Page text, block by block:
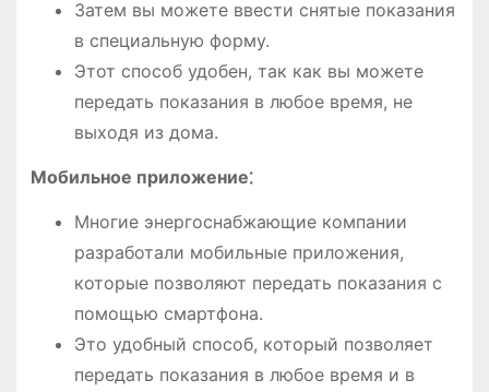
Затем вы можете ввести снятые показания
в специальную форму.
Этот способ удобен, так как вы можете
передать показания в любое время, не
выходя из дома.
Мобильное приложение⁚
Многие энергоснабжающие компании
разработали мобильные приложения,
которые позволяют передать показания с
помощью смартфона.
Это удобный способ, который позволяет
передать показания в любое время и в